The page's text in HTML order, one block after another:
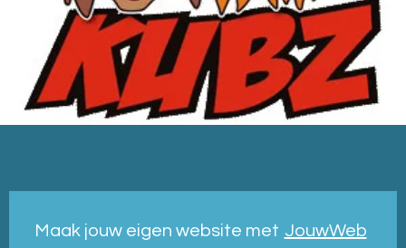
Maak jouw eigen website met JouwWeb